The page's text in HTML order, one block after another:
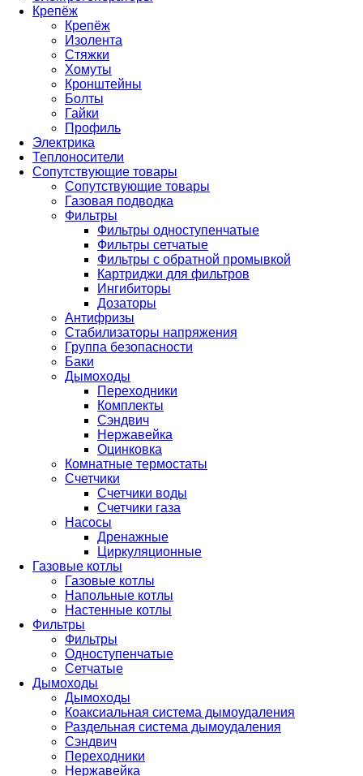
Крепёж
Крепёж
Изолента
Стяжки
Хомуты
Кронштейны
Болты
Гайки
Профиль
Электрика
Теплоносители
Сопутствующие товары
Сопутствующие товары
Газовая подводка
Фильтры
Фильтры одноступенчатые
Фильтры сетчатые
Фильтры с обратной промывкой
Картриджи для фильтров
Ингибиторы
Дозаторы
Антифризы
Стабилизаторы напряжения
Группа безопасности
Баки
Дымоходы
Переходники
Комплекты
Сэндвич
Нержавейка
Оцинковка
Комнатные термостаты
Счетчики
Счетчики воды
Счетчики газа
Насосы
Дренажные
Циркуляционные
Газовые котлы
Газовые котлы
Напольные котлы
Настенные котлы
Фильтры
Фильтры
Одноступенчатые
Сетчатые
Дымоходы
Дымоходы
Коаксиальная система дымоудаления
Раздельная система дымоудаления
Сэндвич
Переходники
Нержавейка